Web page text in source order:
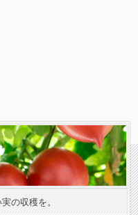
の収穫を。